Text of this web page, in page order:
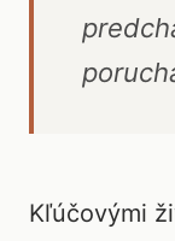
Kľúčovými